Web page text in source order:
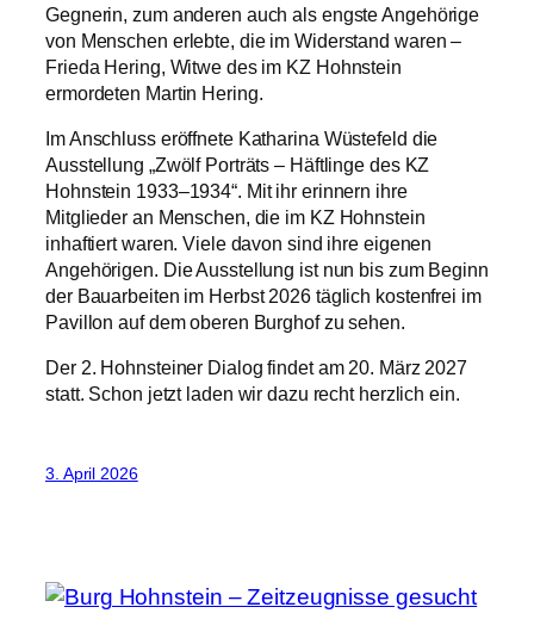
Gegnerin, zum anderen auch als engste Angehörige
von Menschen erlebte, die im Widerstand waren –
Frieda Hering, Witwe des im KZ Hohnstein
ermordeten Martin Hering.
Im Anschluss eröffnete Katharina Wüstefeld die
Ausstellung „Zwölf Porträts – Häftlinge des KZ
Hohnstein 1933–1934“. Mit ihr erinnern ihre
Mitglieder an Menschen, die im KZ Hohnstein
inhaftiert waren. Viele davon sind ihre eigenen
Angehörigen. Die Ausstellung ist nun bis zum Beginn
der Bauarbeiten im Herbst 2026 täglich kostenfrei im
Pavillon auf dem oberen Burghof zu sehen.
Der 2. Hohnsteiner Dialog findet am 20. März 2027
statt. Schon jetzt laden wir dazu recht herzlich ein.
3. April 2026